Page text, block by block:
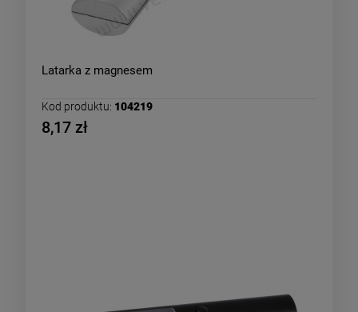
Latarka z magnesem
Kod produktu: 104219
8,17 zł